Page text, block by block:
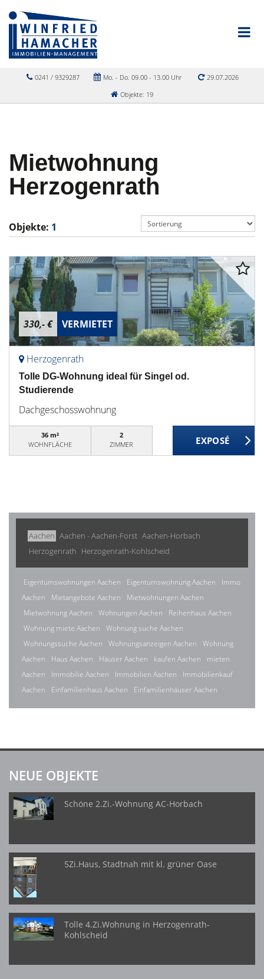
0241 / 9329287 Mo. - Do. 09.00 - 13.00 Uhr
29.07.2026
Objekte: 19
Mietwohnung
Herzogenrath
Objekte: 1
330,- € VERMIETET
Herzogenrath
Tolle DG-Wohnung ideal für Singel od.
Studierende
Dachgeschosswohnung
36 m²
WOHNFLÄCHE
2
ZIMMER
Aachen Aachen - Aachen-Forst Aachen-Horbach
Herzogenrath Herzogenrath-Kohlscheid
Eigentumswohnungen Aachen Eigentumswohnung Aachen
Immo
Aachen
Mietangebote Aachen
Mietwohnungen Aachen
Mietwohnung Aachen
Wohnungen Aachen
Reihenhaus Aachen
Wohnung miete Aachen
Wohnung suche Aachen
Wohnungssuche Aachen
Wohnungsanzeigen Aachen
Wohnung
Aachen
Haus Aachen Häuser Aachen kaufen Aachen
mieten
Aachen
Immobilie Aachen Immobilien Aachen
Immobilienkauf
Aachen
Einfamilienhaus Aachen Einfamilienhäuser Aachen
NEUE OBJEKTE
Schöne 2.Zi.-Wohnung AC-Horbach
5Zi.Haus, Stadtnah mit kl. grüner Oase
Tolle 4.Zi.Wohnung in Herzogenrath-
Kohlscheid